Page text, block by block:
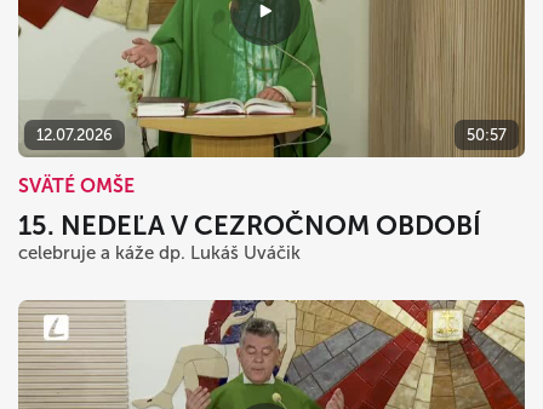
12.07.2026 50:57
SVÄTÉ OMŠE
15. NEDEĽA V CEZROČNOM OBDOBÍ
celebruje a káže dp. Lukáš Uváčik